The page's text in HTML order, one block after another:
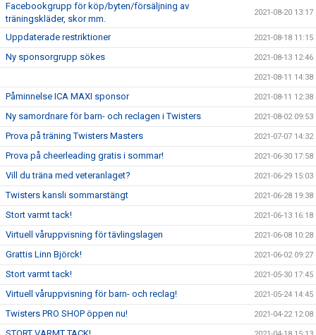
Facebookgrupp för köp/byten/försäljning av
träningskläder, skor mm.
2021-08-20 13:17
Uppdaterade restriktioner 2021-08-18 11:15
Ny sponsorgrupp sökes 2021-08-13 12:46
2021-08-11 14:38
Påminnelse ICA MAXI sponsor 2021-08-11 12:38
Ny samordnare för barn- och reclagen i Twisters 2021-08-02 09:53
Prova på träning Twisters Masters 2021-07-07 14:32
Prova på cheerleading gratis i sommar! 2021-06-30 17:58
Vill du träna med veteranlaget? 2021-06-29 15:03
Twisters kansli sommarstängt 2021-06-28 19:38
Stort varmt tack! 2021-06-13 16:18
Virtuell våruppvisning för tävlingslagen 2021-06-08 10:28
Grattis Linn Björck! 2021-06-02 09:27
Stort varmt tack! 2021-05-30 17:45
Virtuell våruppvisning för barn- och reclag! 2021-05-24 14:45
Twisters PRO SHOP öppen nu! 2021-04-22 12:08